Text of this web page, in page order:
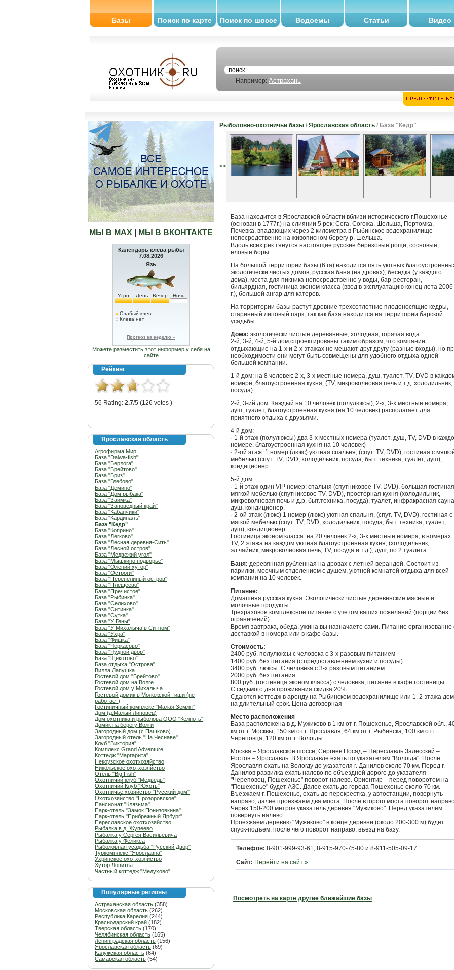
Базы Поиск по карте Поиск по шоссе Водоемы Статьи Видео
Например: Астрахань
МЫ В МАХ МЫ В ВКОНТАКТЕ
Календарь клева рыбы
7.08.2026
Язь
Утро День Вечер Ночь
Слабый клев
Клева нет
Прогноз на неделю »
Можете разместить этот информер у себя на
сайте
Рейтинг
56 Rating: 2.7/5 (126 votes )
Ярославская область
Агрофирма Мир
База "Daiwa-fish"
База "Берлога"
База "Брейтово"
База "Бриз"
База "Глебово"
База "Демино"
База "Дом рыбака"
База "Заимка"
База "Заповедный край"
База "Кабанчики"
База "Кардиналъ"
База "Кедр"
База "Коприно"
База "Легково"
База "Лесная деревня-Сить"
База "Лесной остров"
База "Медвежий угол"
База "Мышкино подворье"
База "Олений хутор"
База "Остроги"
База "Перепелиный остров"
База "Плещеево"
База "Пречистое"
База "Рыбинка"
База "Селихово"
База "Ситинка"
База "Сутка"
База "У Гены"
База "У Михалыча в Ситном"
База "Ухра"
База "Фишка"
База "Черкасово"
База "Чудной двор"
База "Щекотово"
База отдыха "Острова"
Вилла Лапушка
Гостевой дом "Брейтово"
Гостевой дом на Волге
Гостевой дом у Михалыча
Гостевой домик в Моложской тиши (не
работает)
Гостиничный комплекс "Малая Земля"
Дом (д.Малый Липовец)
Дом охотника и рыболова ООО "Келноть"
Домик на берегу Волги
Загородный дом (с.Пашково)
Загородный отель "На Чеснаве"
Клуб "Виктория"
Комплекс Grand Adventure
Коттедж "Маргарита"
Некоузское охотхозяйство
Никольское охотхозяйство
Отель "Big Fish"
Охотничий клуб "Медведь"
Охотничий Клуб "Юхоть"
Охотничье хозяйство "Русский дом"
Охотхозяйство "Прозоровское"
Пансионат "Клязьма"
Парк-отель "Замок Понизовкина"
Парк-отель "Прибрежный Ярбург"
Переславское охотхозяйство
Рыбалка в д. Жупеево
Рыбалка у Сергея Васильевича
Рыбалка у Феликса
Рыболовная усадьба "Русский Двор"
Туркомплекс "Ярославна"
Ухринское охотхозяйство
Хутор Ловитва
Частный коттедж "Медухово"
Популярные регионы
Астраханская область (358)
Московская область (262)
Республика Карелия (244)
Краснодарский край (182)
Тверская область (170)
Челябинская область (165)
Ленинградская область (156)
Ярославская область (69)
Калужская область (64)
Самарская область (54)
Рыболовно-охотничьи базы / Ярославская область / База "Кедр"
<<
База находится в Ярославской области вблизи исторического г.Пошехонье
(основан в 1777г.) на слиянии 5 рек: Сога, Согожа, Шельша, Пертомка,
Печевка, впадающих через 2 километра в Рыбинское водохранилище
непосредственно на живописном берегу р. Шельша.
Вдоль всех рек тянутся настоящие русские березовые рощи, сосновые,
еловые боры.
На большой территории базы (6 га) находится пять уютных
экологически чистых домов, русская баня (на дровах), беседка (у каждого
дома), места для пикника непосредственно у воды, бар-ресторан,
бильярдная, гостиница эконом класса (ввод в эксплуатацию конец лета 2006
г.), большой ангар для катеров.
На территории базы растут древние трехсотлетние плодоносящие кедры,
старинный липовый парк, так как база находится на территории барской
усадьбы.
Дома: экологически чистые деревянные, холодная, горячая вода.
2-й, 3-й, 4-й, 5-й дом спроектированы таким образом, что компании
отдыхающие на 1-х и 2-х этажах не мешают друг другу (разные входы), но
необходимости они могут быть совмещены для удобного отдыха одной
большой компании.
1-й дом: на 8 человек: 2-х, 3-х местные номера, душ, туалет, TV, DVD в
номере, благоустроенная кухня, (TV, микроволновая печь и т.д. холодильник,
посуда).
2-й, 3-ий дом: Каждый на 10 человек (полулюксы), 2-х, 3-х местные номера,
душ, туалет, благоустроенная кухня (на 10 человек) располагает для
приятного отдыха с друзьями.
4-й дом:
· 1-й этаж (полулюксы) два 3-х местных номера (туалет, душ, TV, DVD в
номере, благоустроенная кухня на 10 человек)
· 2-ой этаж: 1 номер (люкс) уютная спальня, (спут. TV, DVD), гостиная с
мебелью (спут. TV, DVD, холодильник, посуда, быт. техника, туалет, душ),
кондиционер.
5-й дом:
· 1-й этаж один VIP номер: спальня (спутниковое TV, DVD), большая
мягкой мебелью (спутниковое TV, DVD), просторная кухня (холодильник,
микроволновая печь и д.р. быт.техника, посуда), туалет, инфракрасная
душ, кондиционер.
· 2-ой этаж (люкс) 1 номер (люкс) уютная спальня, (спут. TV, DVD), гостиная с
мягкой мебелью (спут. TV, DVD, холодильник, посуда, быт. техника, туалет,
душ), кондиционер.
Гостиница эконом класса: на 20 человек 2-х, 3-х местные номера, в номерах
TV, 2 этажа на каждом уютная благоустроенная кухня, (холодильник,
эл.чайник, микроволновая печь, TV, посуда и т.д.), душ, по 2 туалета.
Баня: деревянная рубленная на дровах с летней верандой. Состоит из
парилки, моечным отделением с душем, уютной комнатой отдыха для всей
компании на 10 человек.
Питание:
Домашняя русская кухня. Экологически чистые деревенские мясные и
молочные продукты.
Трехразовое комплексное питание с учетом ваших пожеланий (порции без
ограничений)
Время завтрака, обеда, ужина вы назначаете сами. Питание организованно
доставкой в номера или в кафе базы.
Стоимость:
2400 руб. полулюксы с человека с 3-х разовым питанием
1400 руб. без питания (с предоставлением кухни и посуды)
3400 руб. люксы. С человека с 3-х разовым питанием
2000 руб. без питания
800 руб. (гостиница эконом класса) с человека, питание в кафе гостиницы
С седьмого дня проживания скидка 20%
Сдаются коттедж в аренду на Рыбинском водохранилище или 1, 2 этажа
на длительный срок. Цена договорная
Место расположения
База расположена в д. Мужиково в 1 км от г. Пошехонье, Ярославской обл.,
км от г. Москвы, 150 км от г. Ярославля, 64 км от г. Рыбинска, 100 км от г.
Череповца, 120 км от г. Вологды.
Москва – Ярославское шоссе, Сергиев Посад – Переславль Залесский –
Ростов – Ярославль. В Ярославле ехать по указателям "Вологда". После
Ярославля ехать на Вологду до указателя г. Данилов около 70 км. Перед г.
Данилов развилка ехать налево по объездной дороге до указателя
"Череповец, Пошехонье" поворот налево. Ориентир – перед поворотом на
"Пошехонье" будет АЗС. Далее ехать до города Пошехонье около 70 км.
Въезжаем г. Пошехонье, ехать до перекрестка, у автостанции, повернуть
направо, далее проезжаем два моста. После второго моста поворот
Через 150-200 метров указатель деревня "Мужиково". Перед указателем
повернуть налево.
Проезжаем деревню "Мужиково" в конце деревни (около 200-300 м) будет
спуск-подъем, после чего поворот направо, въезд на базу.
Телефон: 8-901-999-93-61, 8-915-970-75-80 и 8-911-505-09-17
Сайт: Перейти на сайт »
Посмотреть на карте другие ближайшие базы